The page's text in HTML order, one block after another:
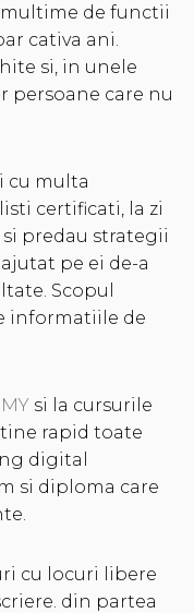
de functii
cativa ani.
si, in unele
persoane care nu
cu multa
certificati, la zi
predau strategii
pe ei de-a
Scopul
informatiile de
si la cursurile
rapid toate
digital
si diploma care
cu locuri libere
din partea